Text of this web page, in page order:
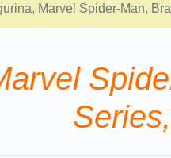
Marvel Spider-Man,